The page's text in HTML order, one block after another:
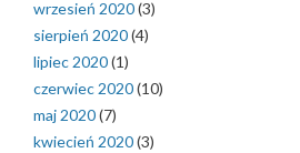
wrzesień 2020(3)
sierpień 2020(4)
lipiec 2020(1)
czerwiec 2020(10)
maj 2020(7)
kwiecień 2020(3)